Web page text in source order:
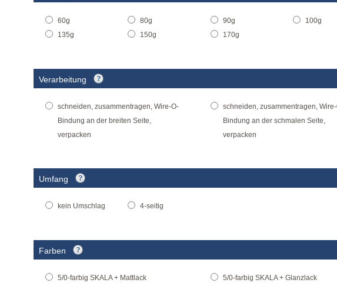
60g 80g 90g 100g
135g
150g 170g
Verarbeitung
schneiden, zusammentragen, Wire-O-
Bindung an der breiten Seite,
verpacken
schneiden, zusammentragen,
Bindung an der schmalen Seite,
verpacken
Umfang
kein Umschlag 4-seitig
Farben
5/0-farbig SKALA + Mattlack 5/0-farbig SKALA + Glanzlack